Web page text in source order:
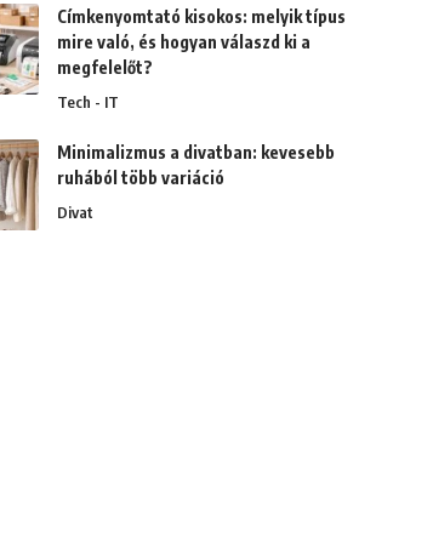
Címkenyomtató kisokos: melyik típus
mire való, és hogyan válaszd ki a
megfelelőt?
Tech - IT
Minimalizmus a divatban: kevesebb
ruhából több variáció
Divat